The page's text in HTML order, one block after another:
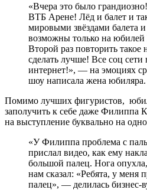
«Вчера это было
ВТБ Арене! Лёд и балет и
мировыми звёздами балета
возможны только на
Второй раз повторить
сделать лучше! Все соц сети
интернет!», — на эмоциях
шоу написала жена юбиляра.
Помимо лучших фигуристов,
заполучить к себе даже Филиппа
на выступление буквально на
«У Филиппа проблема с
прислал видео, как ему
большой палец. Нога
нам сказал: «Ребята, у меня
палец», — делилась бизнес-